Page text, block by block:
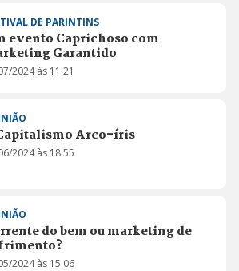
DE PARINTINS
evento Caprichoso com
Garantido
2024 às 11:21
Arco-íris
2024 às 18:55
do bem ou marketing de
2024 às 15:06